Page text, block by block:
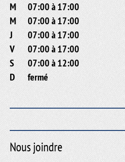
M
07:00 à 17:00
M
07:00 à 17:00
J
07:00 à 17:00
V
07:00 à 17:00
S
07:00 à 12:00
D
fermé
Nous joindre